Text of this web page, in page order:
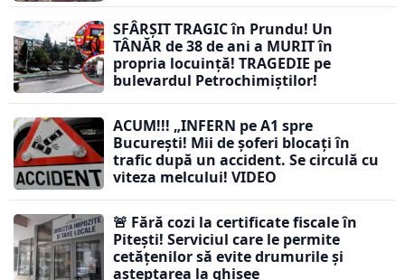
SFÂRȘIT TRAGIC în Prundu! Un
TÂNĂR de 38 de ani a MURIT în
propria locuință! TRAGEDIE pe
bulevardul Petrochimiștilor!
ACUM!!! „INFERN pe A1 spre
București! Mii de șoferi blocați în
trafic după un accident. Se circulă cu
viteza melcului! VIDEO
🚨 Fără cozi la certificate fiscale în
Pitești! Serviciul care le permite
cetățenilor să evite drumurile și
așteptarea la ghișee